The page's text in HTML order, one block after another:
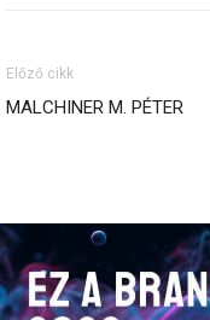
Előző cikk
MALCHINER M. PÉTER